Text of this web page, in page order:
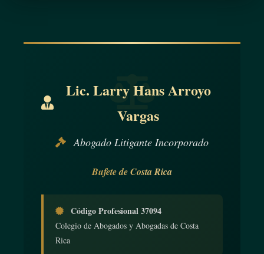
Lic. Larry Hans Arroyo
Vargas
Abogado Litigante Incorporado
Bufete de Costa Rica
Código Profesional 37094
Colegio de Abogados y Abogadas de Costa
Rica